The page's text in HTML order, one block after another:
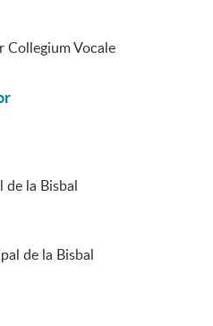
Collegium Vocale
de la Bisbal
de la Bisbal